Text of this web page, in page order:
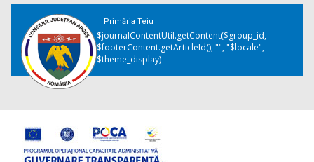
Primăria Teiu
$journalContentUtil.getContent($group_id,
$footerContent.getArticleId(), "", "$locale",
$theme_display)